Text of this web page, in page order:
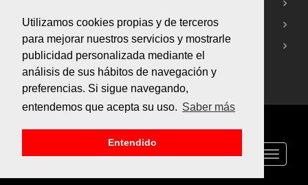
Utilizamos cookies propias y de terceros
para mejorar nuestros servicios y mostrarle
publicidad personalizada mediante el
análisis de sus hábitos de navegación y
preferencias. Si sigue navegando,
entendemos que acepta su uso. Saber más
Entendido
POLÍTICA DE COOKIES
AVISO LEGAL
Copyright © 2015Box Infografía 3d. All Rights Reserved
Toggle